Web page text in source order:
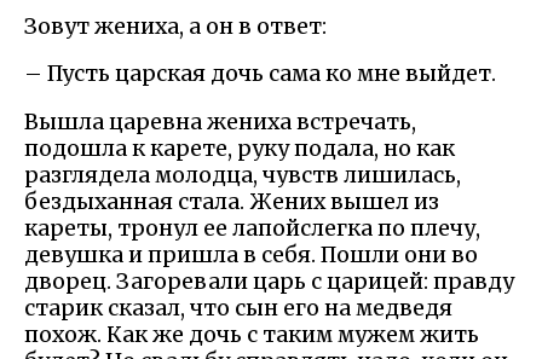
Зовут жениха, а он в ответ:
– Пусть царская дочь сама ко мне выйдет.
Вышла царевна жениха встречать,
подошла к карете, руку подала, но как
разглядела молодца, чувств лишилась,
бездыханная стала. Жених вышел из
кареты, тронул ее лапойслегка по плечу,
девушка и пришла в себя. Пошли они во
дворец. Загоревали царь с царицей: правду
старик сказал, что сын его на медведя
похож. Как же дочь с таким мужем жить